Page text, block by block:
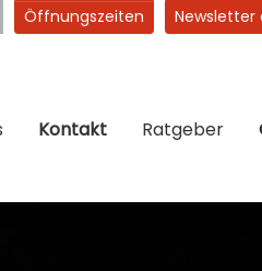
Öffnungszeiten Newsletter
Kontakt Ratgeber